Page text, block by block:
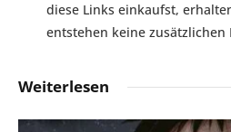
diese Links einkaufst,
entstehen keine zusätzlichen
Weiterlesen